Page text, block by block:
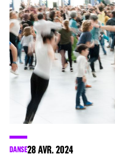
DANSE28AVR. 2024